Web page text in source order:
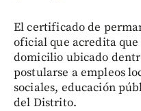
El certificado de
oficial que acredita
domicilio ubicado
postularse a empleos
sociales, educación
del Distrito.